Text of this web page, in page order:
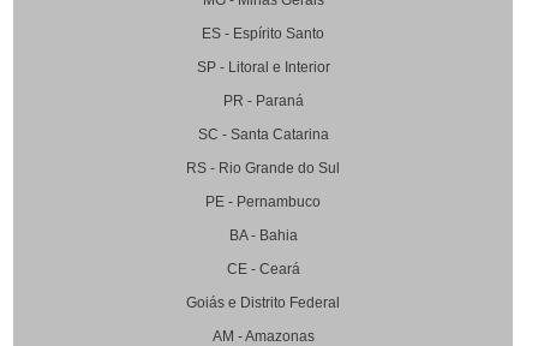
ES - Espírito Santo
SP - Litoral e Interior
PR - Paraná
SC - Santa Catarina
RS - Rio Grande do Sul
PE - Pernambuco
BA - Bahia
CE - Ceará
Goiás e Distrito Federal
AM - Amazonas